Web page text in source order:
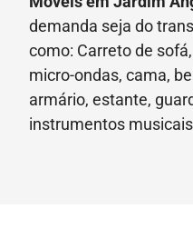
demanda seja do
como: Carreto de
micro-ondas, cama,
armário, estante,
instrumentos